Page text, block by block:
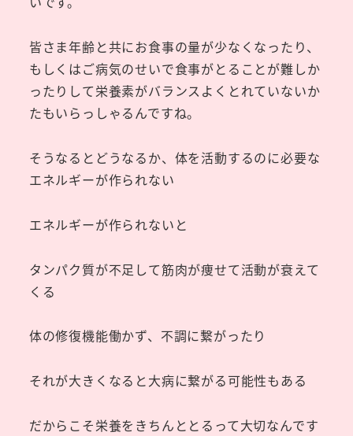
皆さま年齢と共にお食事の量が少なくなったり、
もしくはご病気のせいで食事がとることが難しか
ったりして栄養素がバランスよくとれていないか
たもいらっしゃるんですね。
そうなるとどうなるか、体を活動するのに必要な
エネルギーが作られない
エネルギーが作られないと
タンパク質が不足して筋肉が痩せて活動が衰えて
くる
体の修復機能働かず、不調に繋がったり
それが大きくなると大病に繋がる可能性もある
だからこそ栄養をきちんととるって大切なんです